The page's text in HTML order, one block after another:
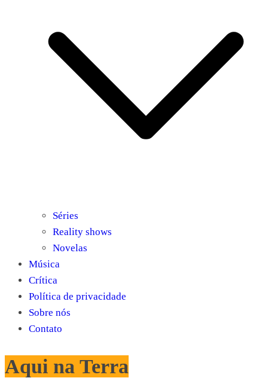
Séries
Reality shows
Novelas
Música
Crítica
Política de privacidade
Sobre nós
Contato
Aqui na Terra